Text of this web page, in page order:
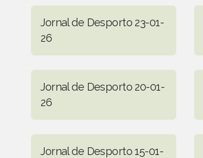
Jornal de Desporto 23-01-
26
Jornal de Desporto 20-01-
26
Jornal de Desporto 15-01-